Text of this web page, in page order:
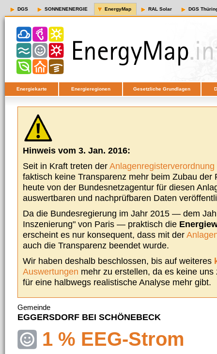
DGS SONNENENERGIE EnergyMap RAL Solar DGS
Energiekarte Energieregionen Gesetzliche Grundlagen
Hinweis vom 3. Jan. 2016:
Seit in Kraft treten derAnlagenregisterverordnung
faktisch keine Transparenz mehr beim Zubau der
heute von der Bundesnetzagentur für diesen
auswertbaren und nachprüfbaren Daten
Da die Bundesregierung im Jahr 2015 — dem
Inszenierung" von Paris — praktisch die
erscheint es nur konsequent, dass mit der
auch die Transparenz beendet wurde.
Wir haben deshalb beschlossen, bis auf weiteres
Auswertungen mehr zu erstellen, da es keine
für eine halbwegs realistische Analyse mehr gibt.
Gemeinde
EGGERSDORF BEI SCHÖNEBECK
1 % EEG-Strom